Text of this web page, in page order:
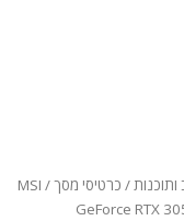
/ כרטיסי מסך
/ MSI
GeForce RTX